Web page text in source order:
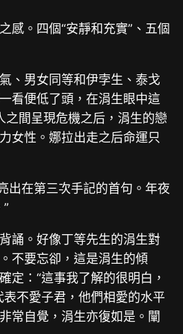
感。四個“安靜和充實”、五個
、男女同等和伊孛生、泰戈
看便低了頭，在涓生眼中這
間呈現危機之后，涓生的戀
女性。娜拉出走之后命運只
出在第三次手記的首句。年夜
誦。好像丁等先生的涓生對
不要忘卻，這是涓生的傾
定：“這事我了解的很明白，
不愛子君，他們相愛的水平
常自覺，涓生亦復如是。闡